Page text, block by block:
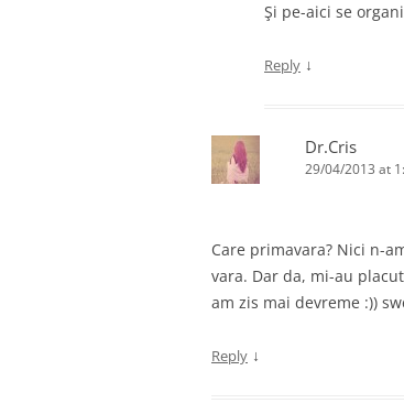
Şi pe-aici se
Reply ↓
Dr.Cris
29/04/2013 at
Care primavara? Nici n-
vara. Dar da, mi-au
am zis mai devreme :))
Reply ↓